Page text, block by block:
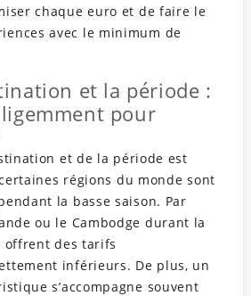
chaque euro et de faire le
avec le minimum de
et la période :
pour
et de la période est
régions du monde sont
la basse saison. Par
ou le Cambodge durant la
offrent des tarifs
inférieurs. De plus, un
s’accompagne souvent